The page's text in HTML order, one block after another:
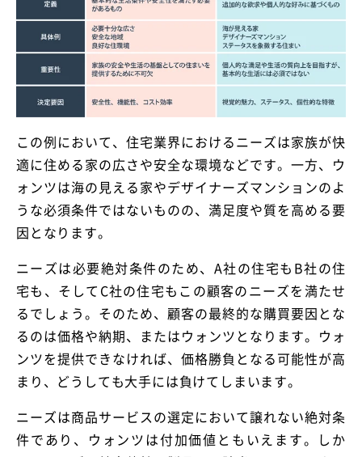
この例において、住宅業界におけるニーズは家族が快
適に住める家の広さや安全な環境などです。一方、ウ
ォンツは海の見える家やデザイナーズマンションのよ
うな必須条件ではないものの、満足度や質を高める要
因となります。
ニーズは必要絶対条件のため、A社の住宅もB社の住
宅も、そしてC社の住宅もこの顧客のニーズを満たせ
るでしょう。そのため、顧客の最終的な購買要因とな
るのは価格や納期、またはウォンツとなります。ウォ
ンツを提供できなければ、価格勝負となる可能性が高
まり、どうしても大手には負けてしまいます。
ニーズは商品サービスの選定において譲れない絶対条
件であり、ウォンツは付加価値ともいえます。しか